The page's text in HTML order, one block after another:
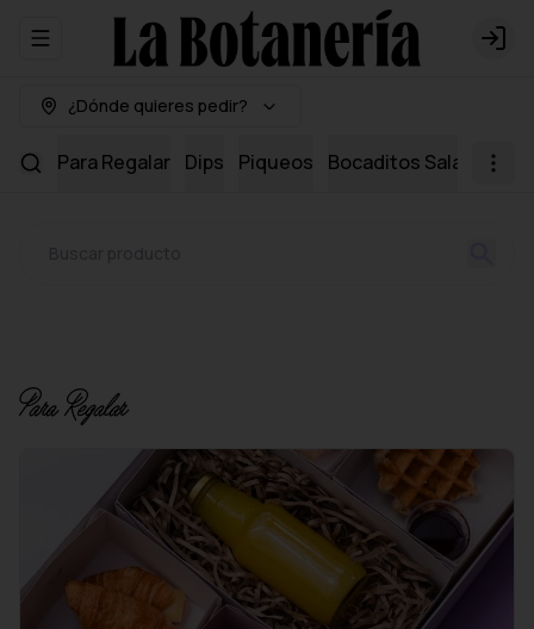
Abrir menu de navegación Login
¿Dónde quieres pedir?
Para Regalar Dips Piqueos Bocaditos Salados
Para Regalar